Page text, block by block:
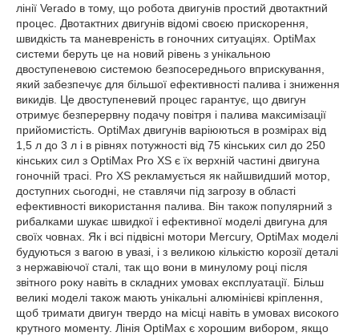
лінії Verado в тому, що робота двигунів простий двотактний
процес. Двотактних двигунів відомі своєю прискорення,
швидкість та маневреність в гоночних ситуаціях. OptiMax
системи беруть це на новий рівень з унікальною
двоступеневою системою безпосереднього вприскування,
який забезпечує для більшої ефективності палива і зниження
викидів. Це двоступеневий процес гарантує, що двигун
отримує безперервну подачу повітря і палива максимізації
прийомистість. OptiMax двигунів варіюються в розмірах від
1,5 л до 3 л і в рівнях потужності від 75 кінських сил до 250
кінських сил з OptiMax Pro XS є їх верхній частині двигуна
гоночній трасі. Pro XS рекламується як найшвидший мотор,
доступних сьогодні, не ставлячи під загрозу в області
ефективності використання палива. Він також популярний з
рибалками шукає швидкої і ефективної моделі двигуна для
своїх човнах. Як і всі підвісні мотори Mercury, OptiMax моделі
будуються з вагою в увазі, і з великою кількістю корозії деталі
з нержавіючої сталі, так що вони в минулому році після
звітного року навіть в складних умовах експлуатації. Більш
великі моделі також мають унікальні алюмінієві кріплення,
щоб тримати двигун твердо на місці навіть в умовах високого
крутного моменту. Лінія OptiMax є хорошим вибором, якщо